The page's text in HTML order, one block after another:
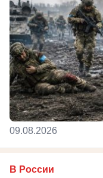
09.08.2026
В России